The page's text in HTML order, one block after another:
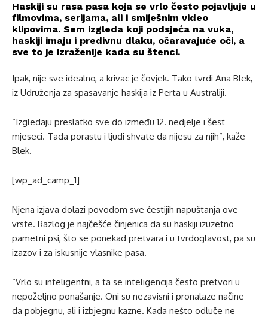
Haskiji su rasa pasa koja se vrlo često pojavljuje u
filmovima, serijama, ali i smiješnim video
klipovima. Sem izgleda koji podsjeća na vuka,
haskiji imaju i predivnu dlaku, očaravajuće oči, a
sve to je izraženije kada su štenci.
Ipak, nije sve idealno, a krivac je čovjek. Tako tvrdi Ana Blek,
iz Udruženja za spasavanje haskija iz Perta u Australiji.
“Izgledaju preslatko sve do između 12. nedjelje i šest
mjeseci. Tada porastu i ljudi shvate da nijesu za njih”, kaže
Blek.
[wp_ad_camp_1]
Njena izjava dolazi povodom sve čestijih napuštanja ove
vrste. Razlog je najčešće činjenica da su haskiji izuzetno
pametni psi, što se ponekad pretvara i u tvrdoglavost, pa su
izazov i za iskusnije vlasnike pasa.
“Vrlo su inteligentni, a ta se inteligencija često pretvori u
nepoželjno ponašanje. Oni su nezavisni i pronalaze načine
da pobjegnu, ali i izbjegnu kazne. Kada nešto odluče ne